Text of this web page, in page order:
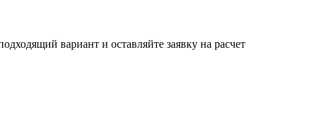
вариант и оставляйте заявку на расчет